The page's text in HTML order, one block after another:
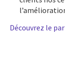
Découvrez le